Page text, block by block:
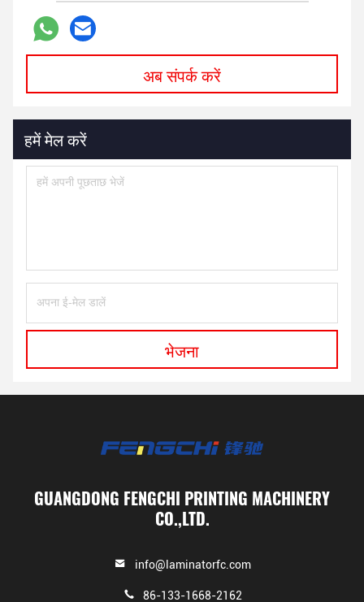
अब संपर्क करें
हमें मेल करें
भेजना
GUANGDONG FENGCHI PRINTING MACHINERY
CO.,LTD.
info@laminatorfc.com
86-133-1668-2162